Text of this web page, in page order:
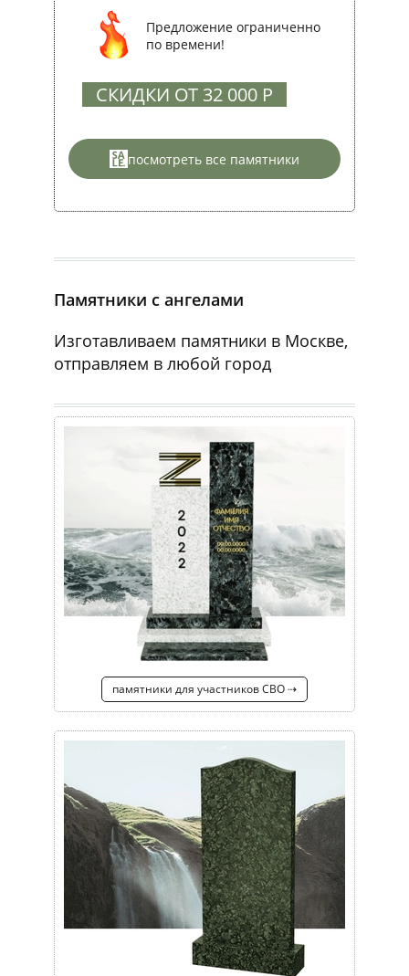
Предложение ограниченно
по времени!
СКИДКИ ОТ 32 000 Р
посмотреть все памятники
Памятники с ангелами
Изготавливаем памятники в Москве,
отправляем в любой город
памятники для участников СВО ⇢